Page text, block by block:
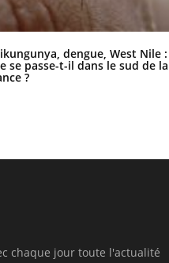
dengue, West Nile :
se passe-t-il dans le sud de la
?
chaque jour toute l'actualité